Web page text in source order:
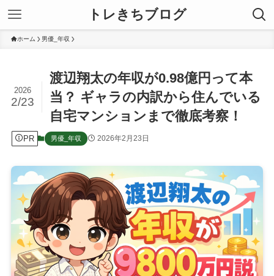
トレきちブログ
ホーム 男優_年収
渡辺翔太の年収が0.98億円って本
当？ ギャラの内訳から住んでいる
自宅マンションまで徹底考察！
2026
2/23
PR 男優_年収 2026年2月23日